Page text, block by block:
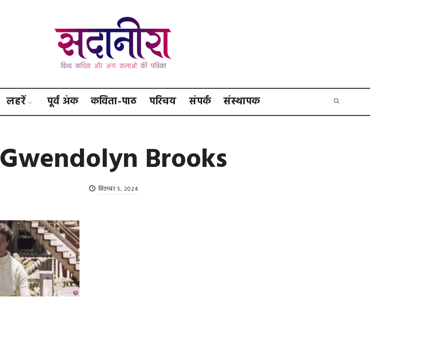
लहरें पूर्व अंक कविता-पाठ परिचय संपर्क संस्थापक
Gwendolyn Brooks
सितम्बर 5, 2024